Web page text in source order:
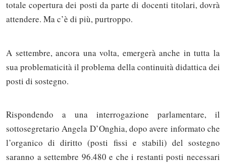
totale copertura dei posti da parte di docenti titolari, dovrà
attendere. Ma c’è di più, purtroppo.
A settembre, ancora una volta, emergerà anche in tutta la
sua problematicità il problema della continuità didattica dei
posti di sostegno.
Rispondendo a una interrogazione parlamentare, il
sottosegretario Angela D’Onghia, dopo avere informato che
l’organico di diritto (posti fissi e stabili) del sostegno
saranno a settembre 96.480 e che i restanti posti necessari